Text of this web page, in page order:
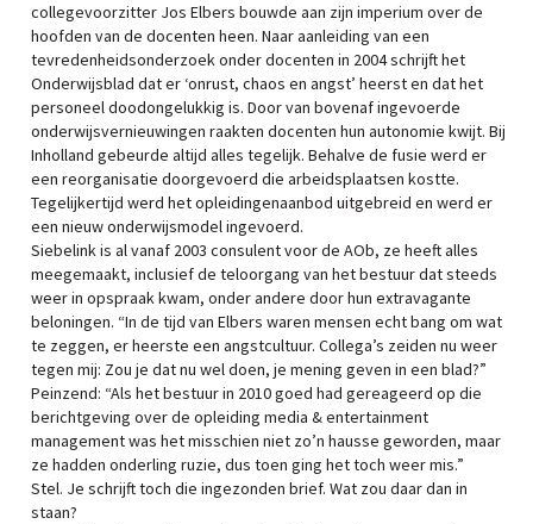
collegevoorzitter Jos Elbers bouwde aan zijn imperium over de
hoofden van de docenten heen. Naar aanleiding van een
tevredenheidsonderzoek onder docenten in 2004 schrijft het
Onderwijsblad dat er ‘onrust, chaos en angst’ heerst en dat het
personeel doodongelukkig is. Door van bovenaf ingevoerde
onderwijsvernieuwingen raakten docenten hun autonomie kwijt. Bij
Inholland gebeurde altijd alles tegelijk. Behalve de fusie werd er
een reorganisatie doorgevoerd die arbeidsplaatsen kostte.
Tegelijkertijd werd het opleidingenaanbod uitgebreid en werd er
een nieuw onderwijsmodel ingevoerd.
Siebelink is al vanaf 2003 consulent voor de AOb, ze heeft alles
meegemaakt, inclusief de teloorgang van het bestuur dat steeds
weer in opspraak kwam, onder andere door hun extravagante
beloningen. “In de tijd van Elbers waren mensen echt bang om wat
te zeggen, er heerste een angstcultuur. Collega’s zeiden nu weer
tegen mij: Zou je dat nu wel doen, je mening geven in een blad?”
Peinzend: “Als het bestuur in 2010 goed had gereageerd op die
berichtgeving over de opleiding media & entertainment
management was het misschien niet zo’n hausse geworden, maar
ze hadden onderling ruzie, dus toen ging het toch weer mis.”
Stel. Je schrijft toch die ingezonden brief. Wat zou daar dan in
staan?